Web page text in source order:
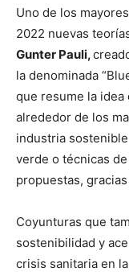
Uno de los
2022 nuevas
Gunter Pauli,
la denominada
que resume la
alrededor de los
industria
verde o técnicas
propuestas,
Coyunturas que
sostenibilidad y
crisis sanitaria en